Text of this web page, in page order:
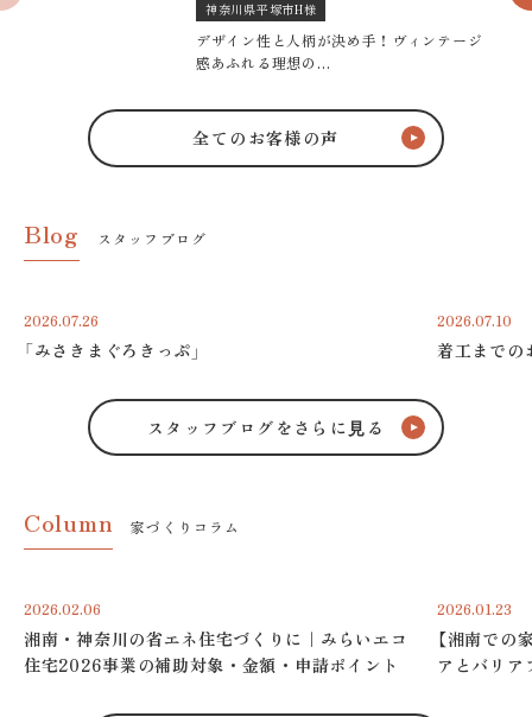
神奈川県平塚市H様
デザイン性と人柄が決め手！ヴィンテージ
感あふれる理想の…
全てのお客様の声
Blog スタッフブログ
2026.07.26
「みさきまぐろきっぷ」
2026.07.10
着工までの
スタッフブログをさらに⾒る
Column 家づくりコラム
2026.02.06
湘南・神奈川の省エネ住宅づくりに｜みらいエコ
住宅2026事業の補助対象・金額・申請ポイント
2026.01.23
【湘南での
アとバリア